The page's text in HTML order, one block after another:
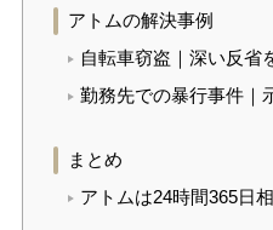
アトムの解決事例
自転車窃盗｜深い反省
勤務先での暴行事件｜
まとめ
アトムは24時間365日